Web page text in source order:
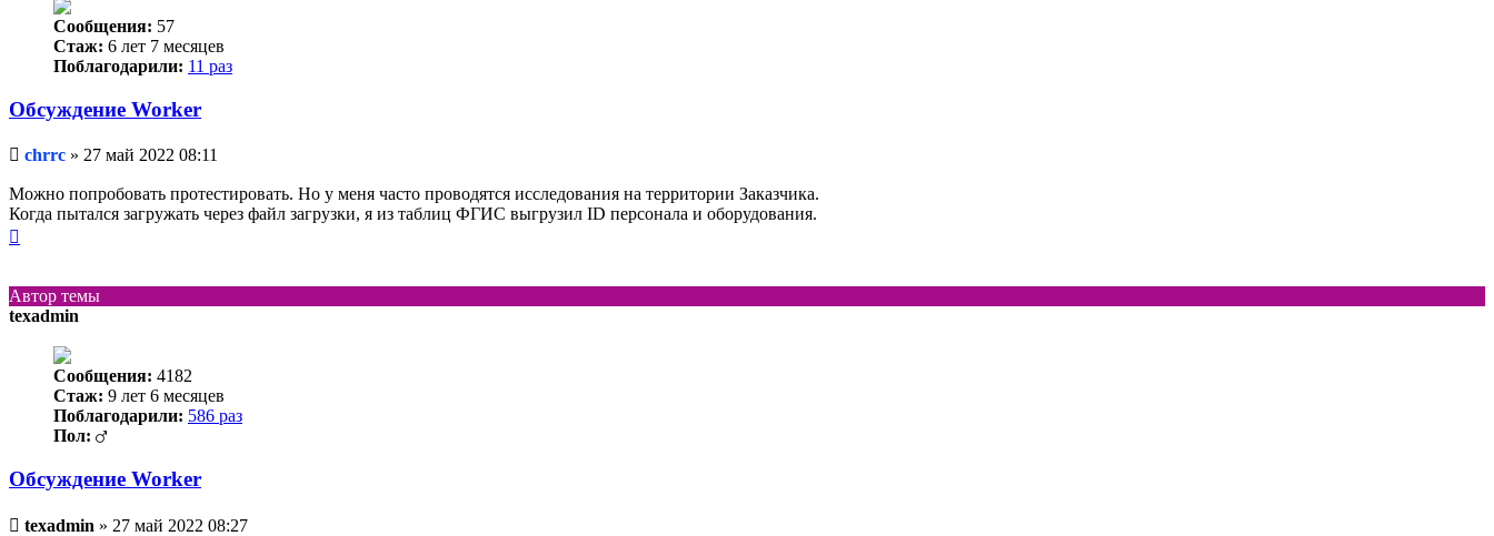
Сообщения: 57
Стаж: 6 лет 7 месяцев
Поблагодарили: 11 раз
Обсуждение Worker
Непрочитанное
chrrc » 27 май 2022 08:11
Можно попробовать протестировать. Но у меня часто проводятся исследования на территории Заказчика.
Когда пытался загружать через файл загрузки, я из таблиц ФГИС выгрузил ID персонала и оборудования.
Автор темы
texadmin
Сообщения: 4182
Стаж: 9 лет 6 месяцев
Поблагодарили: 586 раз
Пол:
Обсуждение Worker
Непрочитанное
texadmin » 27 май 2022 08:27